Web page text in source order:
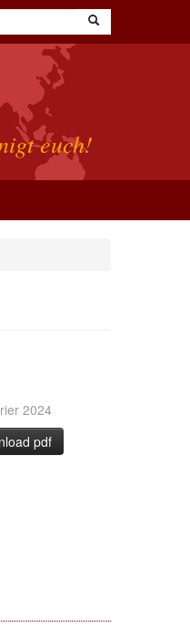
euch!
2024
pdf